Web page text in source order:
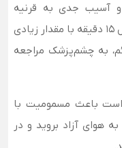
آسیب جدی به قرنیه
می‌شود. چشم‌ها را باز نگه داشته و حداقل ۱۵ دقیقه با مقدار زیادی
به چشم‌پزشک مراجعه
باعث مسمومیت با
آزاد بروید و در